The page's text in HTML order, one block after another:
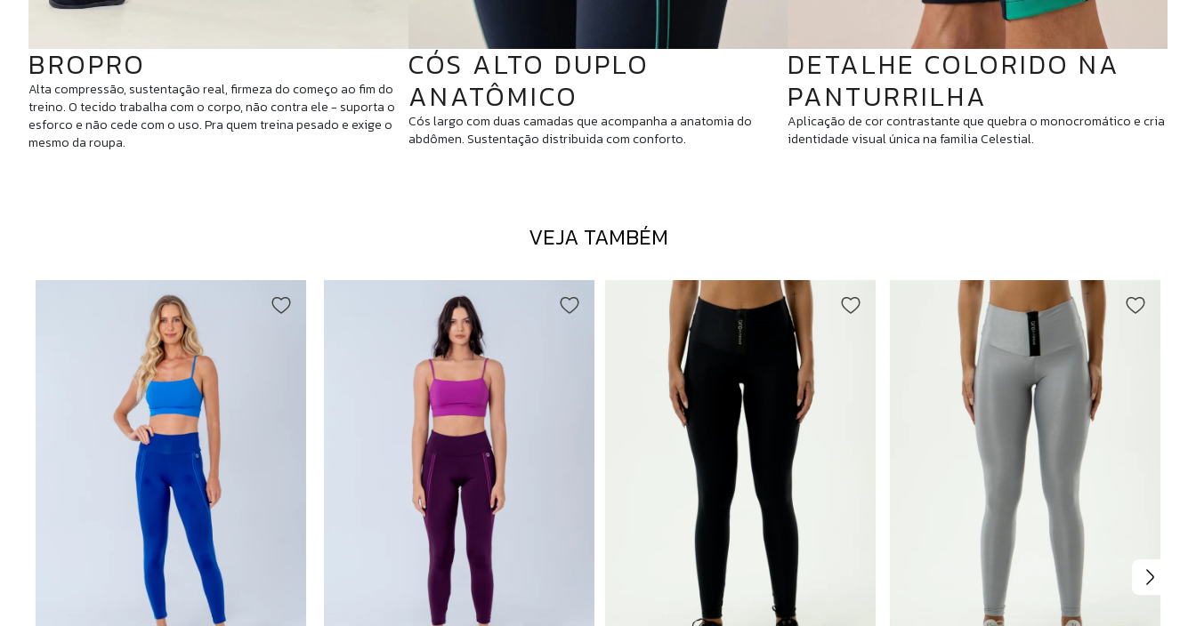
BROPRO
Alta compressão, sustentação real, firmeza do começo ao fim do
treino. O tecido trabalha com o corpo, não contra ele - suporta o
esforco e não cede com o uso. Pra quem treina pesado e exige o
mesmo da roupa.
CÓS ALTO DUPLO
ANATÔMICO
Cós largo com duas camadas que acompanha a anatomia do
abdômen. Sustentação distribuida com conforto.
DETALHE COLORIDO NA
PANTURRILHA
Aplicação de cor contrastante que quebra o monocromático e cria
identidade visual única na familia Celestial.
VEJA TAMBÉM